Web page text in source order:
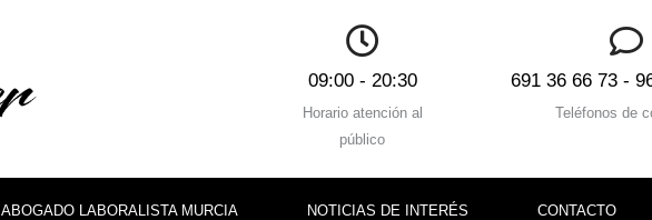
09:00 - 20:30
Horario atención al
público
691 36 66 73 -
Teléfonos de
ABOGADO LABORALISTA MURCIA NOTICIAS DE INTERÉS CONTACTO